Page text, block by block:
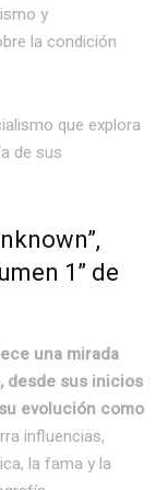
y
la condición
que explora
de sus
1” de
una mirada
desde sus inicios
evolución como
influencias,
la fama y la